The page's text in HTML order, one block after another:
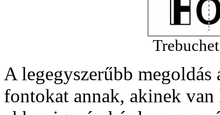
A legegyszerűbb
fontokat annak, akinek